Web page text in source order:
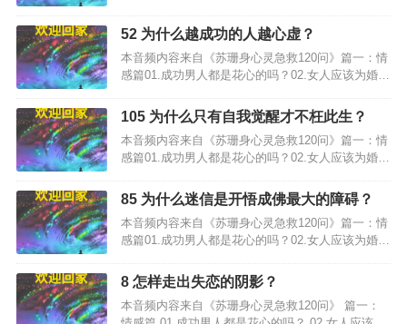
52 为什么越成功的人越心虚？
本音频内容来自《苏珊身心灵急救120问》篇一：情
感篇01.成功男人都是花心的吗？02.女人应该为婚姻
105 为什么只有自我觉醒才不枉此生？
本音频内容来自《苏珊身心灵急救120问》篇一：情
感篇01.成功男人都是花心的吗？02.女人应该为婚姻
85 为什么迷信是开悟成佛最大的障碍？
本音频内容来自《苏珊身心灵急救120问》篇一：情
感篇01.成功男人都是花心的吗？02.女人应该为婚姻
8 怎样走出失恋的阴影？
本音频内容来自《苏珊身心灵急救120问》 篇一：